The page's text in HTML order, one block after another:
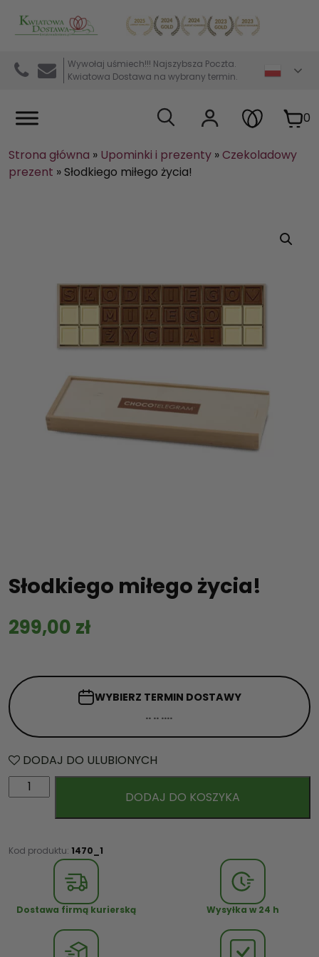
Kwiaciarnia internetowa Kwiatowa Dostawa
Wywołaj uśmiech!!! Najszybsza Poczta.
Kwiatowa Dostawa na wybrany termin.
0
Strona główna » Upominki i prezenty »Czekoladowy
prezent »Słodkiego miłego życia!
Słodkiego miłego życia!
299,00 zł
WYBIERZ TERMIN DOSTAWY
DODAJ DO ULUBIONYCH
l
ć
DODAJ DO KOSZYKA
Kod produktu: 1470_1
Dostawa firmą kurierską Wysyłka w 24 h